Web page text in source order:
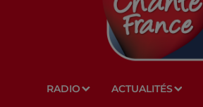
RADIO ACTUALITÉS